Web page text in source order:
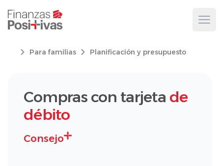
Para familias Planificación y presupuesto
Compras con tarjeta de
débito
Consejo